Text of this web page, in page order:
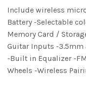
Include wireless
Battery -Selectable
Memory Card /
Guitar Inputs -
-Built in Equalizer -
Wheels -Wireless